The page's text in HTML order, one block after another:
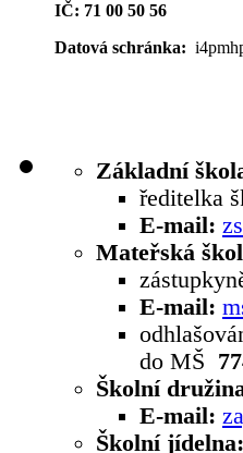
IČ: 71 00 50 56
Datová schránka:
Základní
ředitelka
E-mail:
Mateřská
E-mail:
do MŠ
Školní
E-mail:
Školní jídelna: